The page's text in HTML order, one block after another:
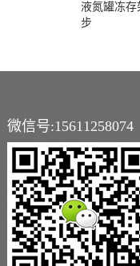
液氮罐冻存
步
微信号:15611258074